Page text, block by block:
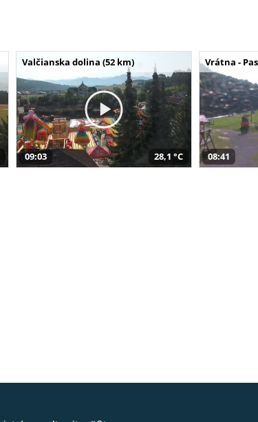
Valčianska dolina (52 km)
09:03 28,1 °C
Vrátna -
08:41